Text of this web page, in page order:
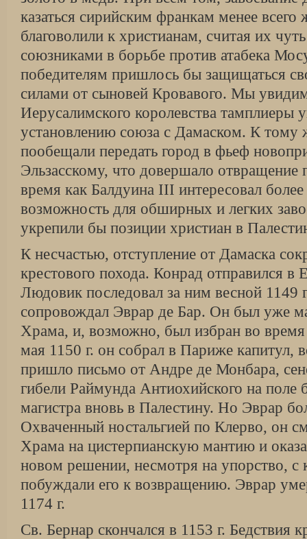
казаться сирийским франкам менее
благоволили к христианам, считая их
союзниками в борьбе против атабека
победителям пришлось бы защищаться
силами от сыновей Кровавого. Мы
Иерусалимского королевства тамплиеры
установлению союза с Дамаском. К
пообещали передать город в фьеф
Эльзасскому, что довершало отвращение
время как Балдуина III интересовал более
возможность для обширных и легких
укрепили бы позиции христиан в
К несчастью, отступление от Дамаска
крестового похода. Конрад отправился в
Людовик последовал за ним весной 1149
сопровождал Эврар де Бар. Он был уже
Храма, и, возможно, был избран во время
мая 1150 г. он собрал в Париже капитул,
пришло письмо от Андре де Монбара,
гибели Раймунда Антиохийского на
магистра вновь в Палестину. Но Эврар
Охваченный ностальгией по Клерво, он
Храма на цистерпианскую мантию и
новом решении, несмотря на упорство,
побуждали его к возвращению. Эврар
1174 г.
Св. Бернар скончался в 1153 г. Бедствия